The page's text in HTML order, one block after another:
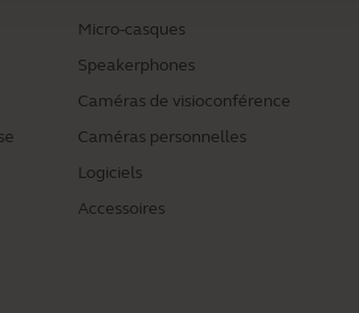
Micro-casques
Speakerphones
Caméras de visioconférence
Caméras personnelles
Logiciels
Accessoires